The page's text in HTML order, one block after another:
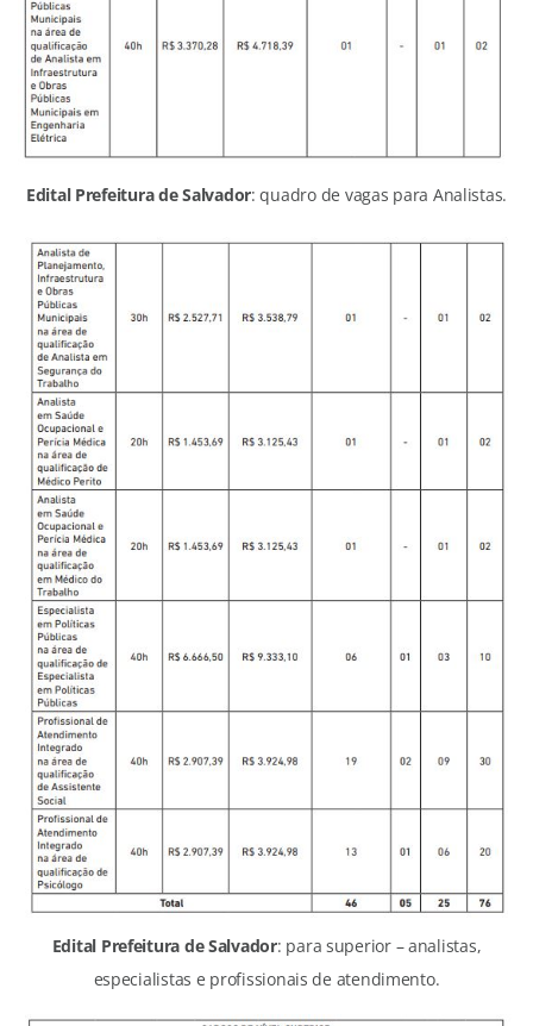
Edital Prefeitura de Salvador: quadro de vagas para Analistas.
Edital Prefeitura de Salvador: para superior – analistas,
especialistas e profissionais de atendimento.